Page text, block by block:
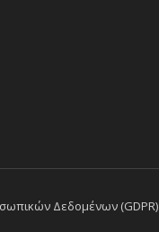
Δεδομένων (GDPR)